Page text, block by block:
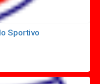
Sportivo